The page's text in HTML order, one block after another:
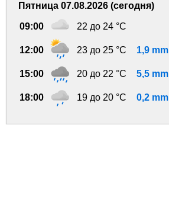
Пятница 07.08.2026 (сегодня)
09:00 22 до 24 °C
12:00 23 до 25 °C 1,9 mm
15:00 20 до 22 °C 5,5 mm
18:00 19 до 20 °C 0,2 mm